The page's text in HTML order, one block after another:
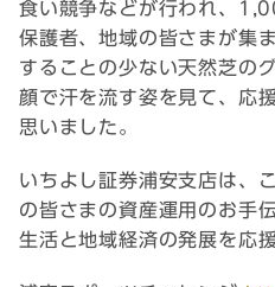
食い競争などが行われ、
保護者、地域の皆さまが集
することの少ない天然芝の
顔で汗を流す姿を見て、応
思いました。
いちよし証券浦安支店は、
の皆さまの資産運用のお手
生活と地域経済の発展を応